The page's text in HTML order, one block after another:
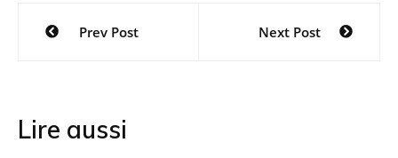
Navigation
Prev Post Next Post
Lire aussi